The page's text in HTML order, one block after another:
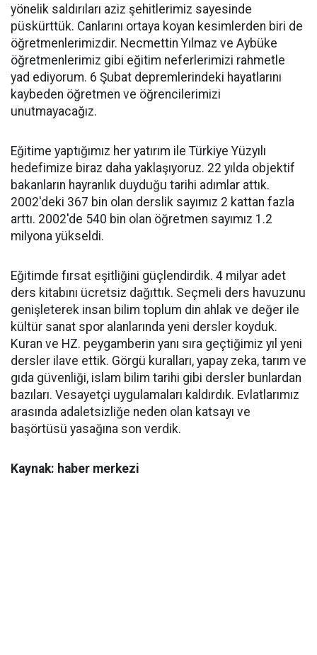
yönelik saldırıları aziz şehitlerimiz sayesinde
püskürttük. Canlarını ortaya koyan kesimlerden biri de
öğretmenlerimizdir. Necmettin Yılmaz ve Aybüke
öğretmenlerimiz gibi eğitim neferlerimizi rahmetle
yad ediyorum. 6 Şubat depremlerindeki hayatlarını
kaybeden öğretmen ve öğrencilerimizi
unutmayacağız.
Eğitime yaptığımız her yatırım ile Türkiye Yüzyılı
hedefimize biraz daha yaklaşıyoruz. 22 yılda objektif
bakanların hayranlık duyduğu tarihi adımlar attık.
2002'deki 367 bin olan derslik sayımız 2 kattan fazla
arttı. 2002'de 540 bin olan öğretmen sayımız 1.2
milyona yükseldi.
Eğitimde fırsat eşitliğini güçlendirdik. 4 milyar adet
ders kitabını ücretsiz dağıttık. Seçmeli ders havuzunu
genişleterek insan bilim toplum din ahlak ve değer ile
kültür sanat spor alanlarında yeni dersler koyduk.
Kuran ve HZ. peygamberin yanı sıra geçtiğimiz yıl yeni
dersler ilave ettik. Görgü kuralları, yapay zeka, tarım ve
gıda güvenliği, islam bilim tarihi gibi dersler bunlardan
bazıları. Vesayetçi uygulamaları kaldırdık. Evlatlarımız
arasında adaletsizliğe neden olan katsayı ve
başörtüsü yasağına son verdik.
Kaynak: haber merkezi